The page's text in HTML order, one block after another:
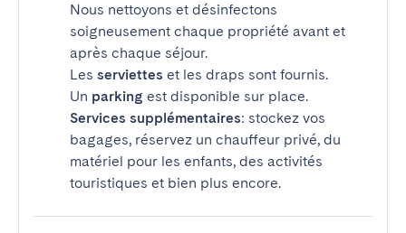
Nous nettoyons et désinfectons
soigneusement chaque propriété avant et
après chaque séjour.
Les serviettes et les draps sont fournis.
Un parking est disponible sur place.
Services supplémentaires: stockez vos
bagages, réservez un chauffeur privé, du
matériel pour les enfants, des activités
touristiques et bien plus encore.